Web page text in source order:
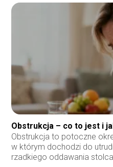
Obstrukcja – co to jest i
Obstrukcja to potoczne
w którym dochodzi do
rzadkiego oddawania